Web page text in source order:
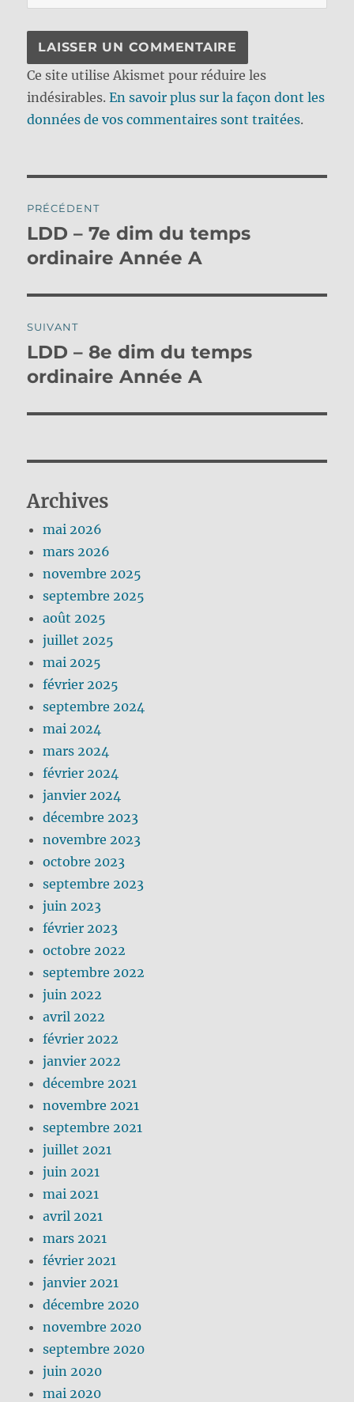
Ce site utilise Akismet pour réduire les
indésirables.En savoir plus sur la façon dont les
données de vos commentaires sont traitées.
de
l’article
PRÉCÉDENT
Publication
précédente :
LDD – 7e dim du temps
ordinaire Année A
SUIVANT
Publication
suivante :
LDD – 8e dim du temps
ordinaire Année A
Archives
mai 2026
mars 2026
novembre 2025
septembre 2025
août 2025
juillet 2025
mai 2025
février 2025
septembre 2024
mai 2024
mars 2024
février 2024
janvier 2024
décembre 2023
novembre 2023
octobre 2023
septembre 2023
juin 2023
février 2023
octobre 2022
septembre 2022
juin 2022
avril 2022
février 2022
janvier 2022
décembre 2021
novembre 2021
septembre 2021
juillet 2021
juin 2021
mai 2021
avril 2021
mars 2021
février 2021
janvier 2021
décembre 2020
novembre 2020
septembre 2020
juin 2020
mai 2020